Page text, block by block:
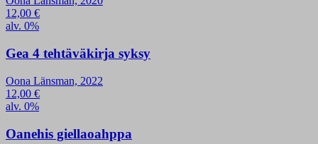
12,00 €
alv. 0%
Gea 4 tehtäväkirja syksy
Oona Länsman, 2022
12,00 €
alv. 0%
Oanehis giellaoahppa